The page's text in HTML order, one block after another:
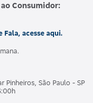
Consumidor:
acesse aqui.
Pinheiros, São Paulo - SP